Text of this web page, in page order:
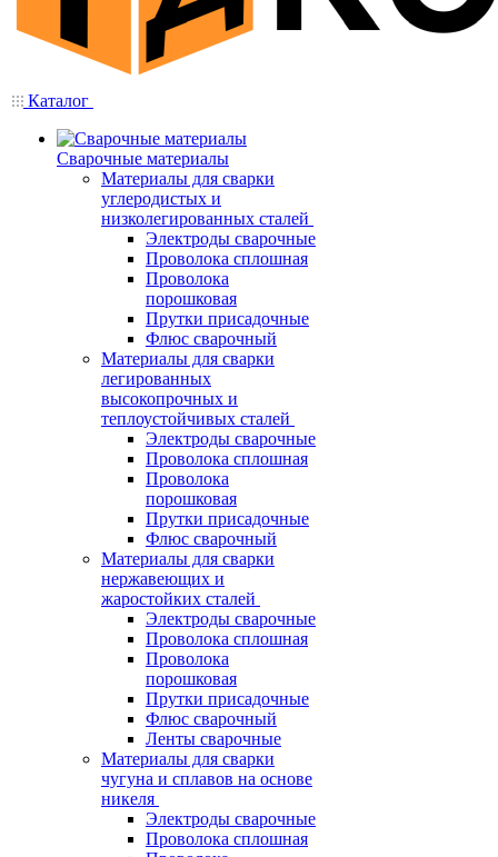
Каталог
Сварочные материалы
Материалы для сварки
углеродистых и
низколегированных сталей
Электроды сварочные
Проволока сплошная
Проволока
порошковая
Прутки присадочные
Флюс сварочный
Материалы для сварки
легированных
высокопрочных и
теплоустойчивых сталей
Электроды сварочные
Проволока сплошная
Проволока
порошковая
Прутки присадочные
Флюс сварочный
Материалы для сварки
нержавеющих и
жаростойких сталей
Электроды сварочные
Проволока сплошная
Проволока
порошковая
Прутки присадочные
Флюс сварочный
Ленты сварочные
Материалы для сварки
чугуна и сплавов на основе
никеля
Электроды сварочные
Проволока сплошная